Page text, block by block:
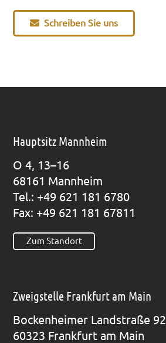
Schrei­ben Sie uns
Hauptsitz Mannheim
O 4, 13–16
68161 Mann­heim
Tel.: +49 621 181 6780
Fax: +49 621 181 67811
Zum Standort
Zweigstelle Frankfurt am Main
Bocken­hei­mer Land­stra­ße 92
60323 Frank­furt am Main